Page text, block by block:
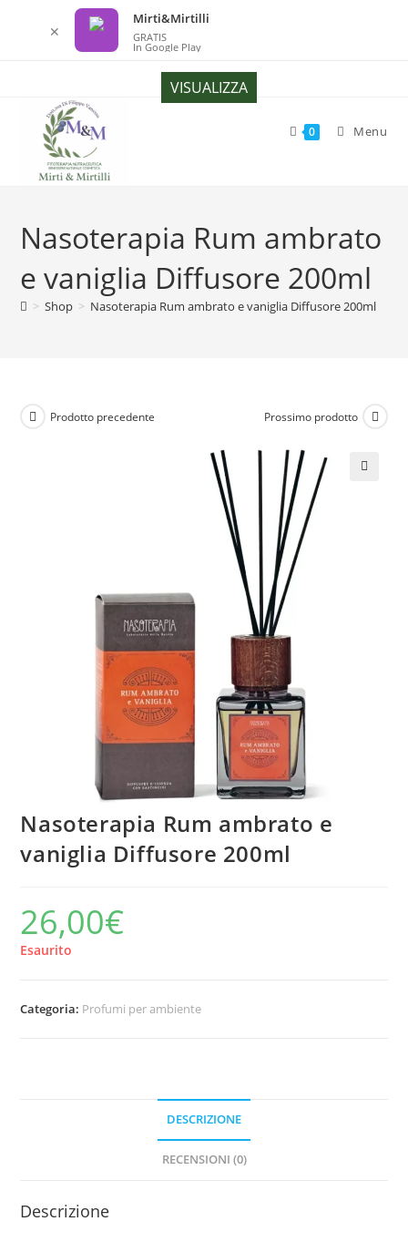
contenuto
0 Menu
Nasoterapia Rum ambrato
e vaniglia Diffusore 200ml
> Shop > Nasoterapia Rum ambrato e vaniglia Diffusore 200ml
Prodotto precedente Prossimo prodotto
Nasoterapia Rum ambrato e
vaniglia Diffusore 200ml
26,00€
Esaurito
Categoria: Profumi per ambiente
DESCRIZIONE
RECENSIONI (0)
Descrizione
✕
Mirti&Mirtilli
GRATIS
In Google Play
VISUALIZZA